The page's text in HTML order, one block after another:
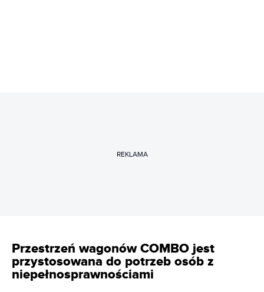
REKLAMA
Przestrzeń wagonów COMBO jest
przystosowana do potrzeb osób z
niepełnosprawnościami